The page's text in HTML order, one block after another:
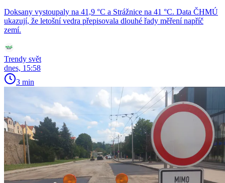
Doksany vystoupaly na 41,9 °C a Strážnice na 41 °C. Data ČHMÚ
ukazují, že letošní vedra přepisovala dlouhé řady měření napříč
zemí.
Trendy svět
dnes, 15:58
3 min